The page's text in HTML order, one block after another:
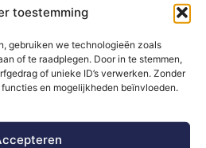
toestemming
gebruiken we technologieën zoals
of te raadplegen. Door in te stemmen,
of unieke ID’s verwerken. Zonder
en mogelijkheden beïnvloeden.
stuur een mail naar